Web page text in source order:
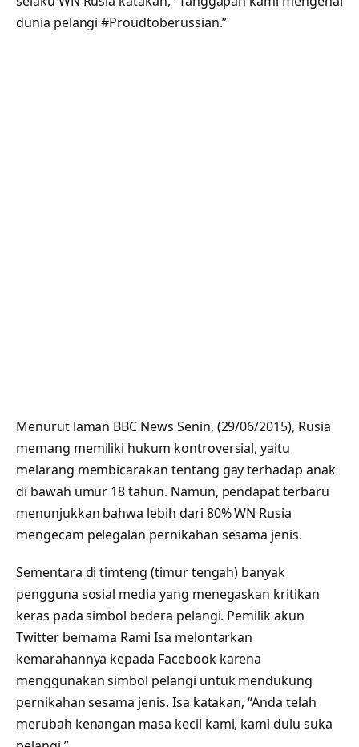
dunia pelangi #Proudtoberussian.”
Menurut laman BBC News Senin, (29/06/2015), Rusia
memang memiliki hukum kontroversial, yaitu
melarang membicarakan tentang gay terhadap anak
di bawah umur 18 tahun. Namun, pendapat terbaru
menunjukkan bahwa lebih dari 80% WN Rusia
mengecam pelegalan pernikahan sesama jenis.
Sementara di timteng (timur tengah) banyak
pengguna sosial media yang menegaskan kritikan
keras pada simbol bedera pelangi. Pemilik akun
Twitter bernama Rami Isa melontarkan
kemarahannya kepada Facebook karena
menggunakan simbol pelangi untuk mendukung
pernikahan sesama jenis. Isa katakan, “Anda telah
merubah kenangan masa kecil kami, kami dulu suka